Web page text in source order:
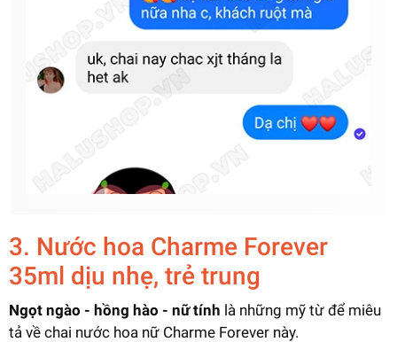
3. Nước hoa Charme Forever
35ml dịu nhẹ, trẻ trung
Ngọt ngào - hồng hào - nữ tính là những mỹ từ để miêu
tả về chai nước hoa nữ Charme Forever này.